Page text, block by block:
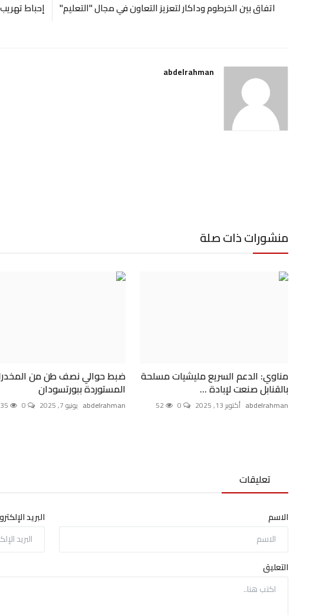
اتفاق بين الخرطوم وداكار لتعزيز التعاون في مجال "التعليم" إحباط تهريب
abdelrahman
منشورات ذات صلة
مناوي: الدعم السريع مليشيات مسلحة
بالقنابل صنعت لإبادة ...
abdelrahman أكتوبر 13, 2025
ضبط حوالي نصف طن من
المستوردة ببورتسودان
abdelrahman يونيو 7, 2025 0
35
تعليقات
الاسم البريد
التعليق